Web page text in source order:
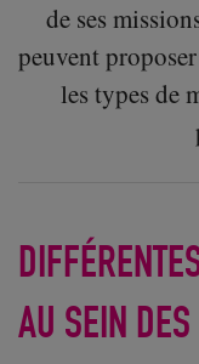
de ses
peuvent
les types de
AU SEIN